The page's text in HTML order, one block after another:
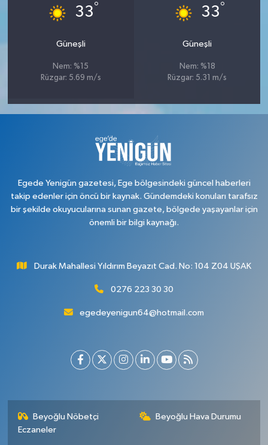
33°
Güneşli
Nem: %15
Rüzgar: 5.69 m/s
33°
Güneşli
Nem: %18
Rüzgar: 5.31 m/s
Egede Yenigün gazetesi, Ege bölgesindeki güncel haberleri
takip edenler için öncü bir kaynak. Gündemdeki konuları tarafsız
bir şekilde okuyucularına sunan gazete, bölgede yaşayanlar için
önemli bir bilgi kaynağı.
Durak Mahallesi Yıldırım Beyazıt Cad. No: 104 Z04 UŞAK
0276 223 30 30
egedeyenigun64@hotmail.com
Beyoğlu Nöbetçi
Eczaneler
Beyoğlu Hava Durumu